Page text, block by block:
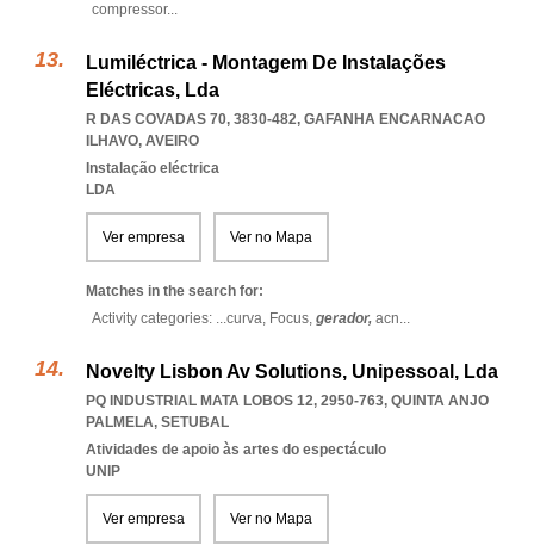
compressor...
Lumiléctrica - Montagem De Instalações
Eléctricas, Lda
R DAS COVADAS 70, 3830-482, GAFANHA ENCARNACAO
ILHAVO, AVEIRO
Instalação eléctrica
LDA
Ver empresa Ver no Mapa
Matches in the search for:
Activity categories: ...curva, Focus, gerador, acn...
Novelty Lisbon Av Solutions, Unipessoal, Lda
PQ INDUSTRIAL MATA LOBOS 12, 2950-763, QUINTA ANJO
PALMELA, SETUBAL
Atividades de apoio às artes do espectáculo
UNIP
Ver empresa Ver no Mapa